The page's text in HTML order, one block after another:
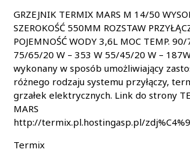
GRZEJNIK TERMIX MARS M 14/50
SZEROKOŚĆ 550MM ROZSTAW
POJEMNOŚĆ WODY 3,6L MOC TEMP.
75/65/20 W – 353 W 55/45/20 W –
wykonany w sposób umożliwiający
różnego rodzaju systemu przyłączy,
grzałek elektrycznych. Link do strony
MARS
http://termix.pl.hostingasp.pl/
Termix